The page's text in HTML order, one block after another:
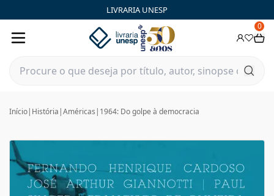
LIVRARIA UNESP
0
Início| História |Américas | 1964: Do golpe à democracia